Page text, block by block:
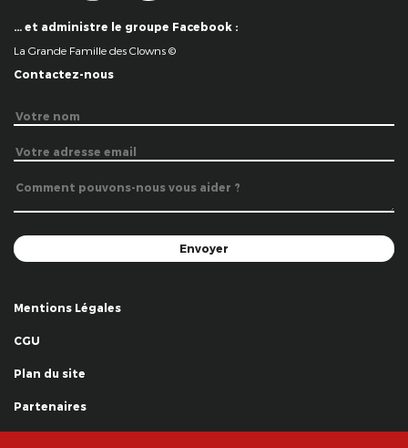
… et administre le groupe Facebook :
La Grande Famille des Clowns ©
Contactez-nous
Mentions Légales
CGU
Plan du site
Partenaires